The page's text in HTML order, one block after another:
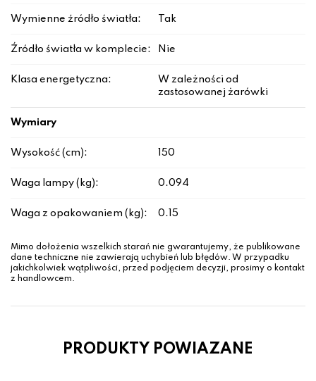
Wymienne źródło światła: Tak
Źródło światła w komplecie: Nie
Klasa energetyczna:
W zależności od
zastosowanej żarówki
Wymiary
Wysokość (cm): 150
Waga lampy (kg): 0.094
Waga z opakowaniem (kg): 0.15
Mimo dołożenia wszelkich starań nie gwarantujemy, że publikowane
dane techniczne nie zawierają uchybień lub błędów. W przypadku
jakichkolwiek wątpliwości, przed podjęciem decyzji, prosimy o kontakt
z handlowcem.
PRODUKTY POWIAZANE